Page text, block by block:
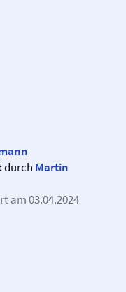
durch Martin
am03.04.2024